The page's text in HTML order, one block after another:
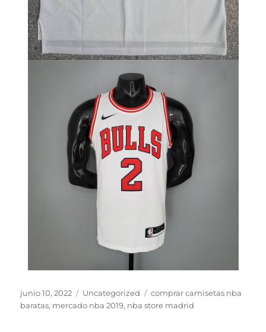
Publicado
el
junio 10, 2022 Categorías
Uncategorized Etiquetas
comprar camisetas nba
baratas, mercado nba 2019, nba store madrid